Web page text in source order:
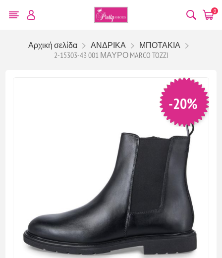
0
Αρχική σελίδα ΑΝΔΡΙΚΑ
ΜΠΟΤΑΚΙΑ
2-15303-43 001 ΜΑΥΡΟ MARCO TOZZI
-20%